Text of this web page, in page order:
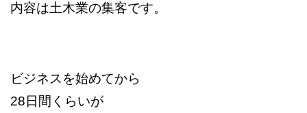
内容は土木業の集客です。
ビジネスを始めてから
28日間くらいが